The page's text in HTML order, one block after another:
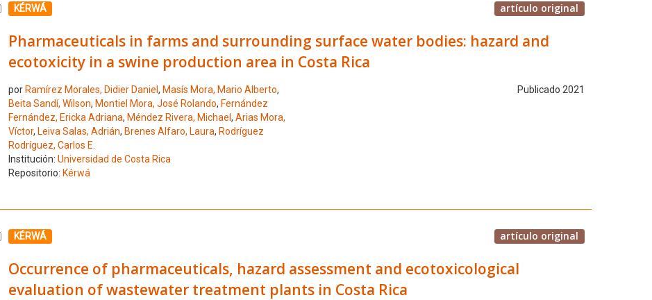
Seleccione el número de resultado 9
KÉRWÁ artículo original
Pharmaceuticals in farms and surrounding surface water bodies: hazard and
ecotoxicity in a swine production area in Costa Rica
por Ramírez Morales, Didier Daniel , Masís Mora, Mario Alberto,
Beita Sandí, Wilson, Montiel Mora, José Rolando, Fernández
Fernández, Ericka Adriana, Méndez Rivera, Michael , Arias Mora,
Víctor, Leiva Salas, Adrián, Brenes Alfaro, Laura, Rodríguez
Rodríguez, Carlos E.
Publicado 2021
Institución: Universidad de Costa Rica
Repositorio: Kérwá
Seleccione el número de resultado 10
KÉRWÁ artículo original
Occurrence of pharmaceuticals, hazard assessment and ecotoxicological
evaluation of wastewater treatment plants in Costa Rica